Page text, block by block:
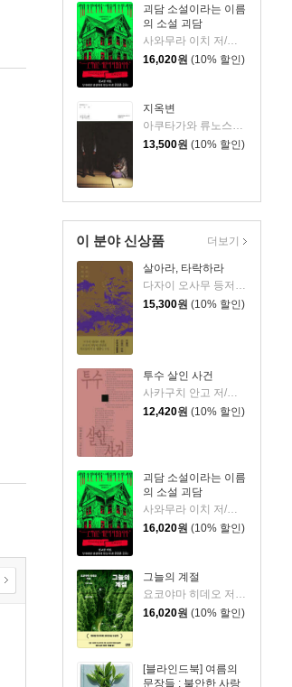
괴담 소설이라는 이름
의 소설 괴담
사와무라 이치 저/강영혜 역
16,020원 (10% 할인)
지옥변
13,500원 (10% 할인)
이 분야 신상품
살아라, 타락하라
다자이 오사무 등저/이제민 역
15,300원 (10% 할인)
투수 살인 사건
사카구치 안고 저/정혜원 역
12,420원 (10% 할인)
괴담 소설이라는 이름
의 소설 괴담
사와무라 이치 저/강영혜 역
16,020원 (10% 할인)
그늘의 계절
요코야마 히데오 저/민경욱 역
16,020원 (10% 할인)
[블라인드북] 여름의
문장들 : 불안한 사랑
더보기